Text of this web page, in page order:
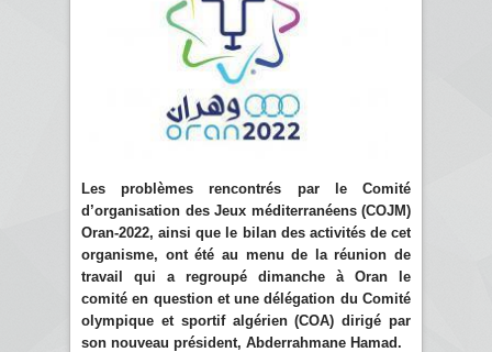
Les problèmes rencontrés par le Comité
d’organisation des Jeux méditerranéens (COJM)
Oran-2022, ainsi que le bilan des activités de cet
organisme, ont été au menu de la réunion de
travail qui a regroupé dimanche à Oran le
comité en question et une délégation du Comité
olympique et sportif algérien (COA) dirigé par
son nouveau président, Abderrahmane Hamad.